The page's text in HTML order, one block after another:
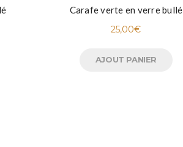
Carafe verte en verre bullé
25,00€
AJOUT PANIER